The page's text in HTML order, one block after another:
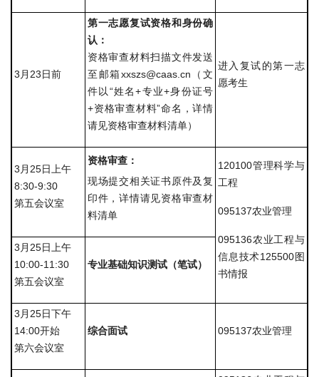
期
刊
党
园
地
3月23日前
第一志愿复试资格和身份确
认：
资格审查材料扫描文件发送
至邮箱xxszs@caas.cn（文
件以“姓名+专业+身份证号
+资格审查材料”命名，详情
请见资格审查材料清单）
进入复试的第一志
愿考生
3月25日上午
8:30-9:30
第五会议室
资格审查：
现场提交相关证书原件及复
印件，详情请见资格审查材
料清单
120100管理科学与
工程
095137农业管理
095136农业工程与
信息技术125500图
书情报
3月25日上午
10:00-11:30
第五会议室
专业基础知识测试（笔试）
3月25日下午
14:00开始
第六会议室
综合面试 095137农业管理